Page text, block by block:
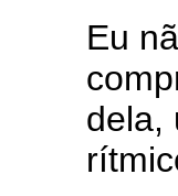
Eu
dela,